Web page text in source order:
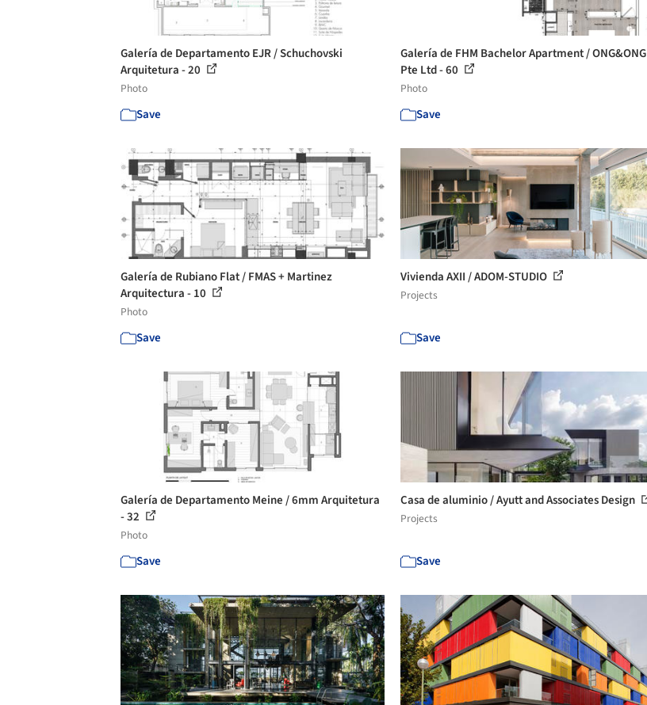
Galería de Departamento EJR / Schuchovski
Arquitetura - 20
Photo
Save
Galería de FHM Bachelor Apartment / ONG&ONG
Pte Ltd - 60
Photo
Save
Galería de Rubiano Flat / FMAS + Martinez
Arquitectura - 10
Photo
Save
Vivienda AXII / ADOM-STUDIO
Projects
Save
Galería de Departamento Meine / 6mm Arquitetura
- 32
Photo
Save
Casa de aluminio / Ayutt and Associates Design
Projects
Save